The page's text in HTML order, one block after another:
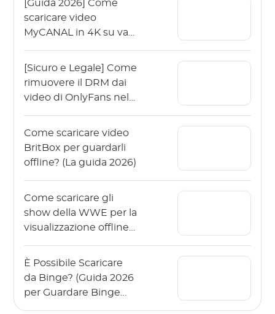
[Guida 2026] Come
scaricare video
MyCANAL in 4K su vari
[Sicuro e Legale] Come
rimuovere il DRM dai
video di OnlyFans nel
Come scaricare video
BritBox per guardarli
offline? (La guida 2026)
Come scaricare gli
show della WWE per la
visualizzazione offline
È Possibile Scaricare
da Binge? (Guida 2026
per Guardare Binge